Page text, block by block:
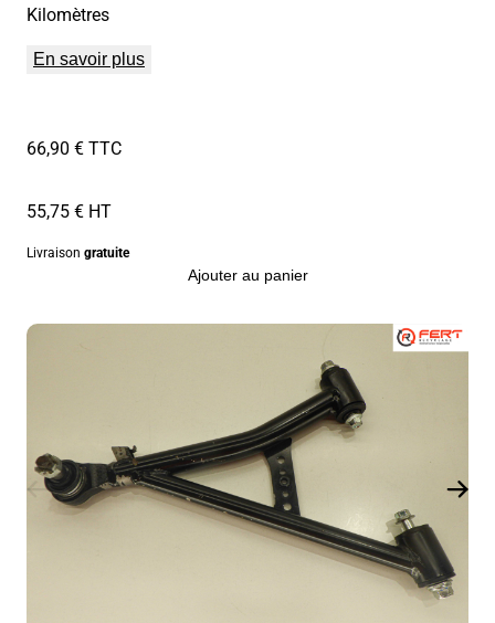
Kilomètres
En savoir plus
66,90 € TTC
55,75 € HT
Livraison gratuite
Ajouter au panier